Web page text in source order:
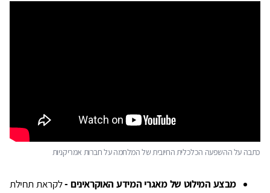
כתבה על ההשפעה הכלכלית החיובית של המלחמה על חברות אמריקניות
מבצע המילוט של מאגרי המידע האוקראינים -לקראת תחילת